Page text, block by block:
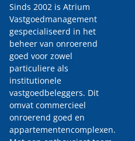
Sinds 2002 is Atrium
Vastgoedmanagement
gespecialiseerd in het
beheer van onroerend
goed voor zowel
particuliere als
institutionele
vastgoedbeleggers. Dit
omvat commercieel
onroerend goed en
appartementencomplexen.